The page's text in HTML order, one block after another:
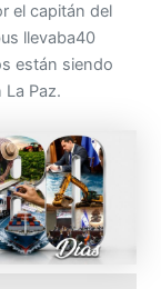
el capitán del
llevaba40
están siendo
Paz.